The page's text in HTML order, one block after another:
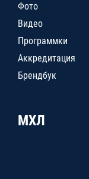
Фото
Видео
Программки
Аккредитация
Брендбук
МХЛ